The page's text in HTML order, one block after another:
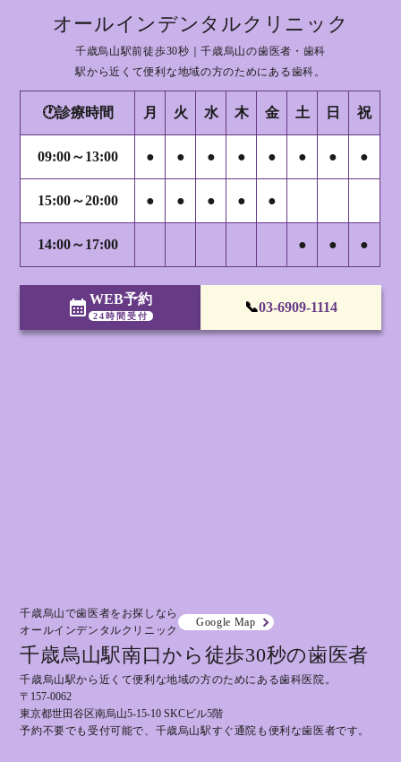
オールインデンタルクリニック
千歳烏山駅前徒歩30秒｜千歳烏山の歯医者・歯科
駅から近くて便利な地域の方のためにある歯科。
🕐診療時間 月 火 水 木 金 土 日 祝
09:00～13:00 ● ● ● ● ● ● ● ●
15:00～20:00 ● ● ● ● ●
14:00～17:00 ● ● ●
calendar_monthWEB予約
24時間受付
📞03-6909-1114
千歳烏山で歯医者をお探しなら
オールインデンタルクリニック
Google Map
千歳烏山駅南口から徒歩30秒の歯医者
千歳烏山駅から近くて便利な地域の方のためにある歯科医院。
〒157-0062
東京都世田谷区南烏山5-15-10 SKCビル5階
予約不要でも受付可能で、千歳烏山駅すぐ通院も便利な歯医者です。